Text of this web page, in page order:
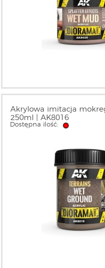
Akrylowa imitacja
250ml | AK8016
Dostępna ilość: